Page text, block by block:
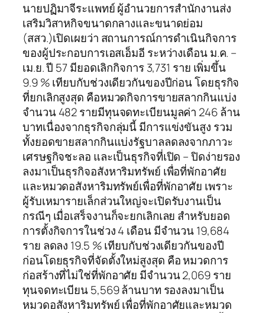
นายปฏิมาจีระแพทย์ ผู้อำนวยการสำนักงานส่ง
เสริมวิสาหกิจขนาดกลางและขนาดย่อม
(สสว.)เปิดเผยว่า สถานการณ์การดำเนินกิจการ
ของผู้ประกอบการเอสเอ็มอี ระหว่างเดือน ม.ค. –
เม.ย. ปี 57 มียอดเลิกกิจการ 3,731 ราย เพิ่มขึ้น
9.9 % เทียบกับช่วงเดียวกันของปีก่อน โดยธุรกิจ
ที่ยกเลิกสูงสุด คือหมวดกิจการขายสลากกินแบ่ง
จำนวน 482 รายมีทุนจดทะเบียนมูลค่า 246 ล้าน
บาทเนื่องจากธุรกิจกลุ่มนี้ มีการแข่งขันสูง รวม
ทั้งยอดขายสลากกินแบ่งรัฐบาลลดลงจากภาวะ
เศรษฐกิจชะลอ และเป็นธุรกิจที่เปิด – ปิดง่ายรอง
ลงมาเป็นธุรกิจอสังหาริมทรัพย์ เพื่อที่พักอาศัย
และหมวดอสังหาริมทรัพย์เพื่อที่พักอาศัย เพราะ
ผู้รับเหมารายเล็กส่วนใหญ่จะเปิดรับงานเป็น
กรณีๆ เมื่อเสร็จงานก็จะยกเลิกเลย สำหรับยอด
การตั้งกิจการในช่วง 4 เดือน มีจำนวน 19,684
ราย ลดลง 19.5 % เทียบกับช่วงเดียวกันของปี
ก่อนโดยธุรกิจที่จัดตั้งใหม่สูงสุด คือ หมวดการ
ก่อสร้างที่ไม่ใช่ที่พักอาศัย มีจำนวน 2,069 ราย
ทุนจดทะเบียน 5,569 ล้านบาท รองลงมาเป็น
หมวดอสังหาริมทรัพย์ เพื่อที่พักอาศัยและหมวด